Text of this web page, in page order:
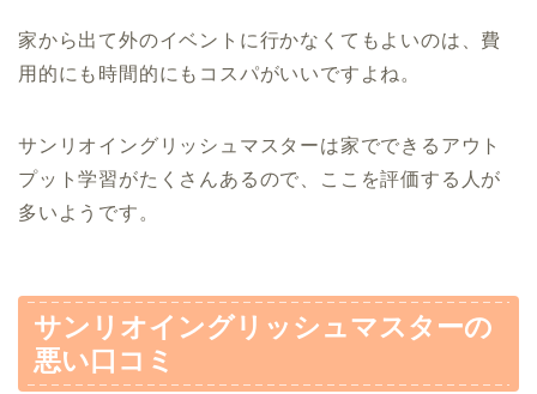
家から出て外のイベントに行かなくてもよいのは、費
用的にも時間的にもコスパがいいですよね。
サンリオイングリッシュマスターは家でできるアウト
プット学習がたくさんあるので、ここを評価する人が
多いようです。
サンリオイングリッシュマスターの
悪い口コミ